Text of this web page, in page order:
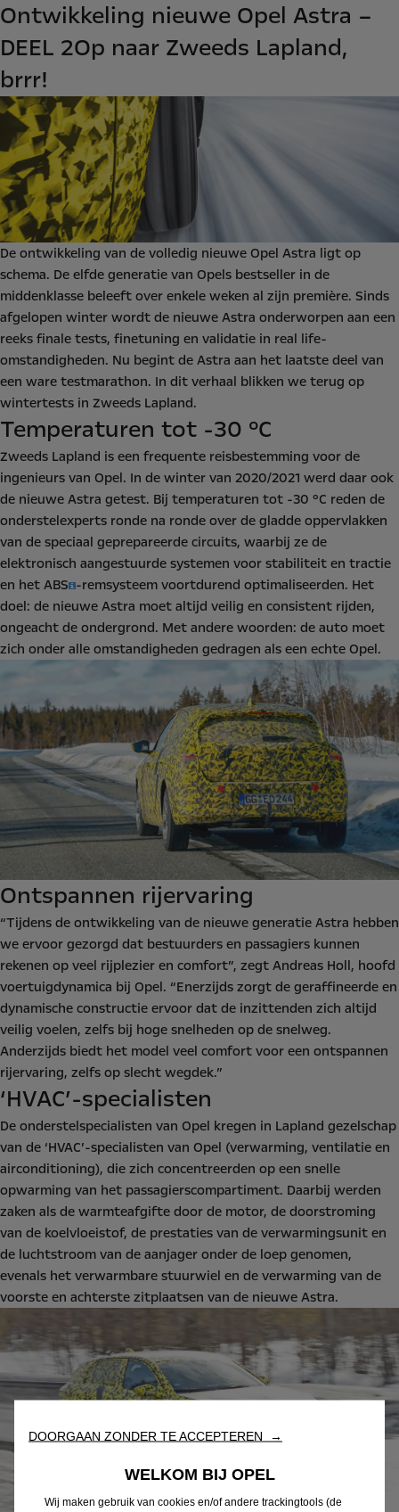
Ontwikkeling nieuwe Opel Astra –
DEEL 2Op naar Zweeds Lapland,
brrr!
De ontwikkeling van de volledig nieuwe Opel Astra ligt op
schema. De elfde generatie van Opels bestseller in de
middenklasse beleeft over enkele weken al zijn première. Sinds
afgelopen winter wordt de nieuwe Astra onderworpen aan een
reeks finale tests, finetuning en validatie in real life-
omstandigheden. Nu begint de Astra aan het laatste deel van
een ware testmarathon. In dit verhaal blikken we terug op
wintertests in Zweeds Lapland.
Temperaturen tot -30 ºC
Zweeds Lapland is een frequente reisbestemming voor de
ingenieurs van Opel. In de winter van 2020/2021 werd daar ook
de nieuwe Astra getest. Bij temperaturen tot -30 ºC reden de
onderstelexperts ronde na ronde over de gladde oppervlakken
van de speciaal geprepareerde circuits, waarbij ze de
elektronisch aangestuurde systemen voor stabiliteit en tractie
en het ABS -remsysteem voortdurend optimaliseerden. Het
doel: de nieuwe Astra moet altijd veilig en consistent rijden,
ongeacht de ondergrond. Met andere woorden: de auto moet
zich onder alle omstandigheden gedragen als een echte Opel.
Ontspannen rijervaring
“Tijdens de ontwikkeling van de nieuwe generatie Astra hebben
we ervoor gezorgd dat bestuurders en passagiers kunnen
rekenen op veel rijplezier en comfort”, zegt Andreas Holl, hoofd
voertuigdynamica bij Opel. “Enerzijds zorgt de geraffineerde en
dynamische constructie ervoor dat de inzittenden zich altijd
veilig voelen, zelfs bij hoge snelheden op de snelweg.
Anderzijds biedt het model veel comfort voor een ontspannen
rijervaring, zelfs op slecht wegdek.”
‘HVAC’-specialisten
De onderstelspecialisten van Opel kregen in Lapland gezelschap
van de ‘HVAC’-specialisten van Opel (verwarming, ventilatie en
airconditioning), die zich concentreerden op een snelle
opwarming van het passagierscompartiment. Daarbij werden
zaken als de warmteafgifte door de motor, de doorstroming
van de koelvloeistof, de prestaties van de verwarmingsunit en
de luchtstroom van de aanjager onder de loep genomen,
evenals het verwarmbare stuurwiel en de verwarming van de
voorste en achterste zitplaatsen van de nieuwe Astra.
DOORGAAN ZONDER TE ACCEPTEREN →
WELKOM BIJ OPEL
Wij maken gebruik van cookies en/of andere trackingtools (de